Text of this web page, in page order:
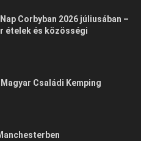
Corbyban 2026 júliusában –
ételek és közösségi
Családi Kemping